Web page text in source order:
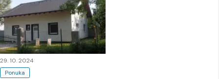
Ponuka
29. 10. 2024